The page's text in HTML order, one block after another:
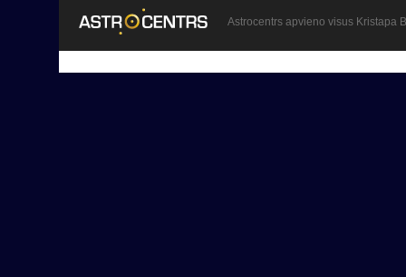
Astrocentrs apvieno visus Kristapa